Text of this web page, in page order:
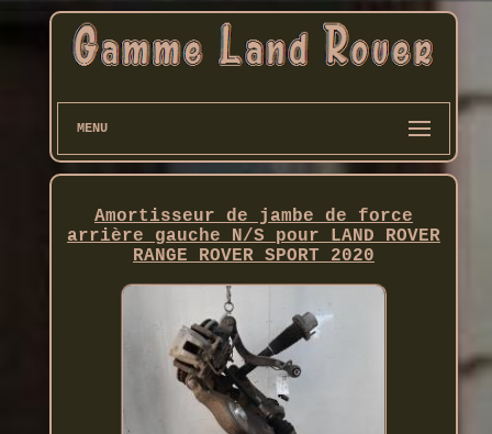
MENU
Amortisseur de jambe de force
arrière gauche N/S pour LAND ROVER
RANGE ROVER SPORT 2020